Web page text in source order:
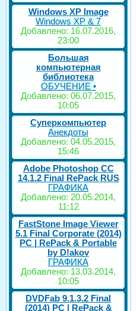
Windows XP Image
Windows XP & 7
Добавлено: 16.07.2016,
23:00
Большая
компьютерная
библиотека
ОБУЧЕНИЕ •
Добавлено: 06.07.2015,
10:05
Суперкомпьютер
Анекдоты
Добавлено: 04.05.2015,
15:46
Adobe Photoshop CC
14.1.2 Final RePack RUS
ГРАФИКА
Добавлено: 20.05.2014,
11:12
FastStone Image Viewer
5.1 Final Corporate (2014)
РС | RePack & Portable
by D!akov
ГРАФИКА
Добавлено: 13.03.2014,
10:05
DVDFab 9.1.3.2 Final
(2014) PC | RePack &